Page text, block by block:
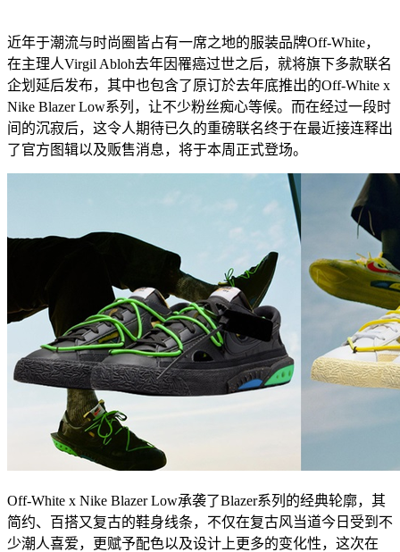
近年于潮流与时尚圈皆占有一席之地的服装品牌Off-White，
在主理人Virgil Abloh去年因罹癌过世之后，就将旗下多款联名
企划延后发布，其中也包含了原订於去年底推出的Off-White x
Nike Blazer Low系列，让不少粉丝痴心等候。而在经过一段时
间的沉寂后，这令人期待已久的重磅联名终于在最近接连释出
了官方图辑以及贩售消息，将于本周正式登场。
Off-White x Nike Blazer Low承袭了Blazer系列的经典轮廓，其
简约、百搭又复古的鞋身线条，不仅在复古风当道今日受到不
少潮人喜爱，更赋予配色以及设计上更多的变化性，这次在